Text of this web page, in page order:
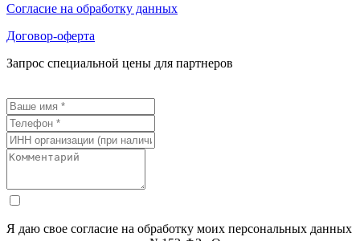
Согласие на обработку данных
Договор-оферта
Запрос специальной цены для партнеров
Я даю свое согласие на обработку моих персональных данных